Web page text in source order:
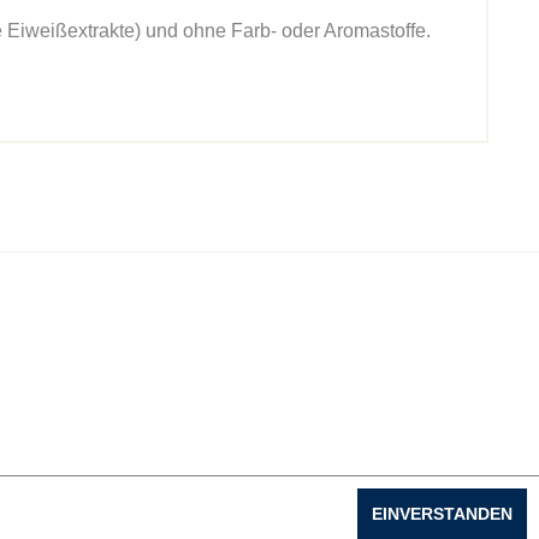
und ohne Farb- oder Aromastoffe.
EINVERSTANDEN